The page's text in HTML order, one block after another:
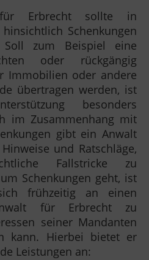
für Erbrecht sollte in
Schenkungen
Soll zum Beispiel eine
oder rückgängig
Immobilien oder andere
übertragen werden, ist
besonders
im Zusammenhang mit
gibt ein Anwalt
und Ratschläge,
Fallstricke zu
Schenkungen geht, ist
frühzeitig an einen
für Erbrecht zu
seiner Mandanten
kann. Hierbei bietet er
Leistungen an: